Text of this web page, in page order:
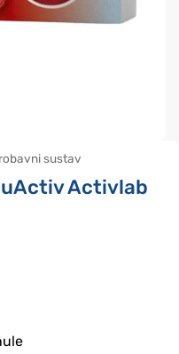
sustav
Activlab